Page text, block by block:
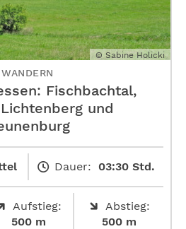
© Sabine Holicki
WANDERN
Fischbachtal,
und
Dauer: 03:30 Std.
Aufstieg:
500 m
Abstieg:
500 m